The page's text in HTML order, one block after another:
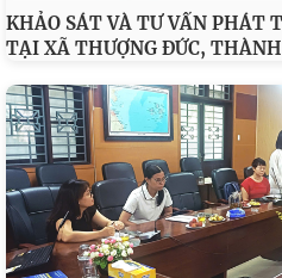
KHẢO SÁT VÀ TƯ VẤN PHÁT
TẠI XÃ THƯỢNG ĐỨC,